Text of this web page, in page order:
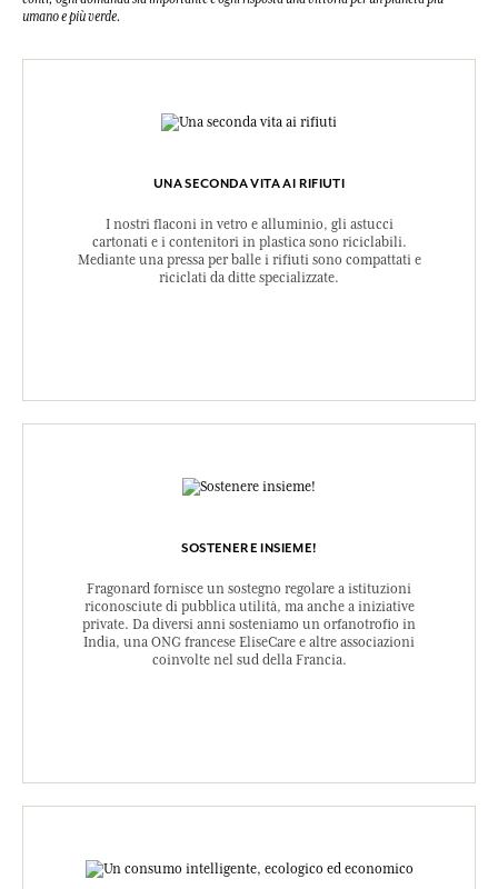
umano e più verde.
UNA SECONDA VITA AI RIFIUTI
I nostri flaconi in vetro e alluminio, gli astucci
cartonati e i contenitori in plastica sono riciclabili.
Mediante una pressa per balle i rifiuti sono compattati e
riciclati da ditte specializzate.
SOSTENERE INSIEME!
Fragonard fornisce un sostegno regolare a istituzioni
riconosciute di pubblica utilità, ma anche a iniziative
private. Da diversi anni sosteniamo un orfanotrofio in
India, una ONG francese EliseCare e altre associazioni
coinvolte nel sud della Francia.